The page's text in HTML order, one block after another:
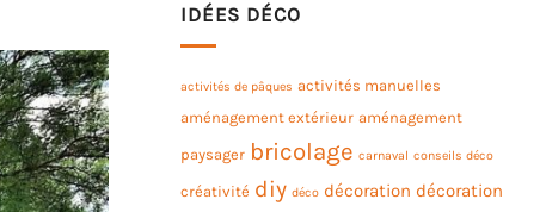
IDÉES DÉCO
activités de pâques activités manuelles
aménagement extérieur aménagement
paysager bricolage carnaval conseils déco
créativité diy déco décoration décoration